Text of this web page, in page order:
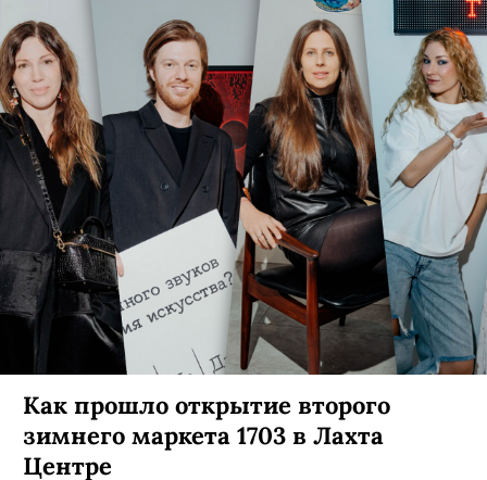
Как прошло открытие второго
зимнего маркета 1703 в Лахта
Центре